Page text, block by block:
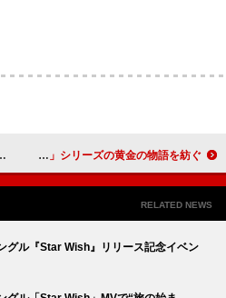
ATEEZ、ニューアルバム全収録曲のプレビュー公開 「GOLDEN HOUR」シリーズの黄金の物語を紡ぐ
RELATED NEWS
グル『Star Wish』リリース記念イベン